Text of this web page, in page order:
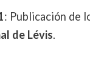
: Publicación de
de Lévis.